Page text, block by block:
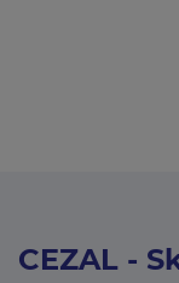
CEZAL -